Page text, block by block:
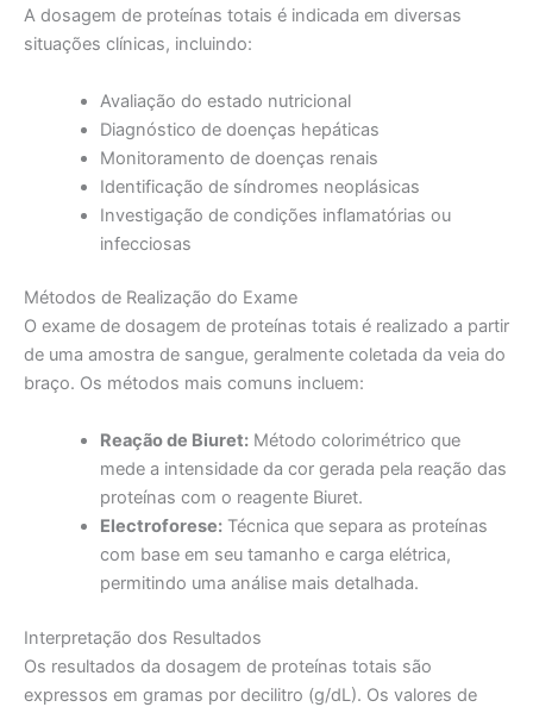
A dosagem de proteínas totais é indicada em diversas
situações clínicas, incluindo:
Avaliação do estado nutricional
Diagnóstico de doenças hepáticas
Monitoramento de doenças renais
Identificação de síndromes neoplásicas
Investigação de condições inflamatórias ou
infecciosas
Métodos de Realização do Exame
O exame de dosagem de proteínas totais é realizado a partir
de uma amostra de sangue, geralmente coletada da veia do
braço. Os métodos mais comuns incluem:
Reação de Biuret:Método colorimétrico que
mede a intensidade da cor gerada pela reação das
proteínas com o reagente Biuret.
Electroforese:Técnica que separa as proteínas
com base em seu tamanho e carga elétrica,
permitindo uma análise mais detalhada.
Interpretação dos Resultados
Os resultados da dosagem de proteínas totais são
expressos em gramas por decilitro (g/dL). Os valores de